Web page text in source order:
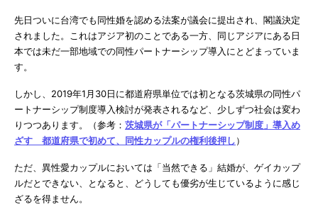
先日ついに台湾でも同性婚を認める法案が議会に提出され、閣議決定
されました。これはアジア初のことである一方、同じアジアにある日
本では未だ一部地域での同性パートナーシップ導入にとどまっていま
す。
しかし、2019年1月30日に都道府県単位では初となる茨城県の同性パ
ートナーシップ制度導入検討が発表されるなど、少しずつ社会は変わ
りつつあります。（参考： 茨城県が「パートナーシップ制度」導入め
ざす 都道府県で初めて、同性カップルの権利後押し）
ただ、異性愛カップルにおいては「当然できる」結婚が、ゲイカップ
ルだとできない、となると、どうしても優劣が生じているように感じ
ざるを得ません。